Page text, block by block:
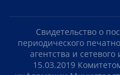
Свидетельство о
периодического
агентства и
15.03.2019